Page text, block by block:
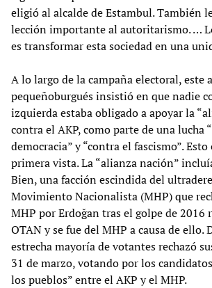
eligió al alcalde de Estambul. También
lección importante al autoritarismo. …
es transformar esta sociedad en una
A lo largo de la campaña electoral, este
pequeñoburgués insistió en que nadie
izquierda estaba obligado a apoyar la
contra el AKP, como parte de una lucha
democracia” y “contra el fascismo”.
primera vista. La “alianza nación”
Bien, una facción escindida del
Movimiento Nacionalista (MHP) que
MHP por Erdoğan tras el golpe de 2016
OTAN y se fue del MHP a causa de ello.
estrecha mayoría de votantes rechazó
31 de marzo, votando por los
los pueblos” entre el AKP y el MHP.